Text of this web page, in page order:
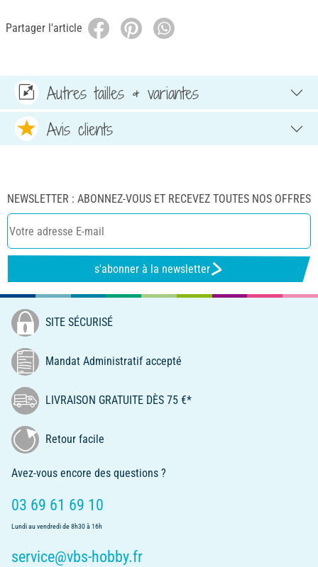
Partager l'article
Autres tailles & variantes
Avis clients
NEWSLETTER : ABONNEZ-VOUS ET RECEVEZ TOUTES NOS OFFRES
s'abonner à la newsletter
SITE SÉCURISÉ
Mandat Administratif accepté
LIVRAISON GRATUITE DÈS 75 €*
Retour facile
Avez-vous encore des questions ?
03 69 61 69 10
Lundi au vendredi de 8h30 à 16h
service@vbs-hobby.fr